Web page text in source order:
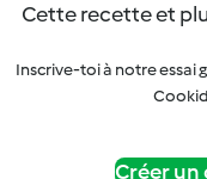
Cette recette et
Inscrive-toi à notre essai
Créer